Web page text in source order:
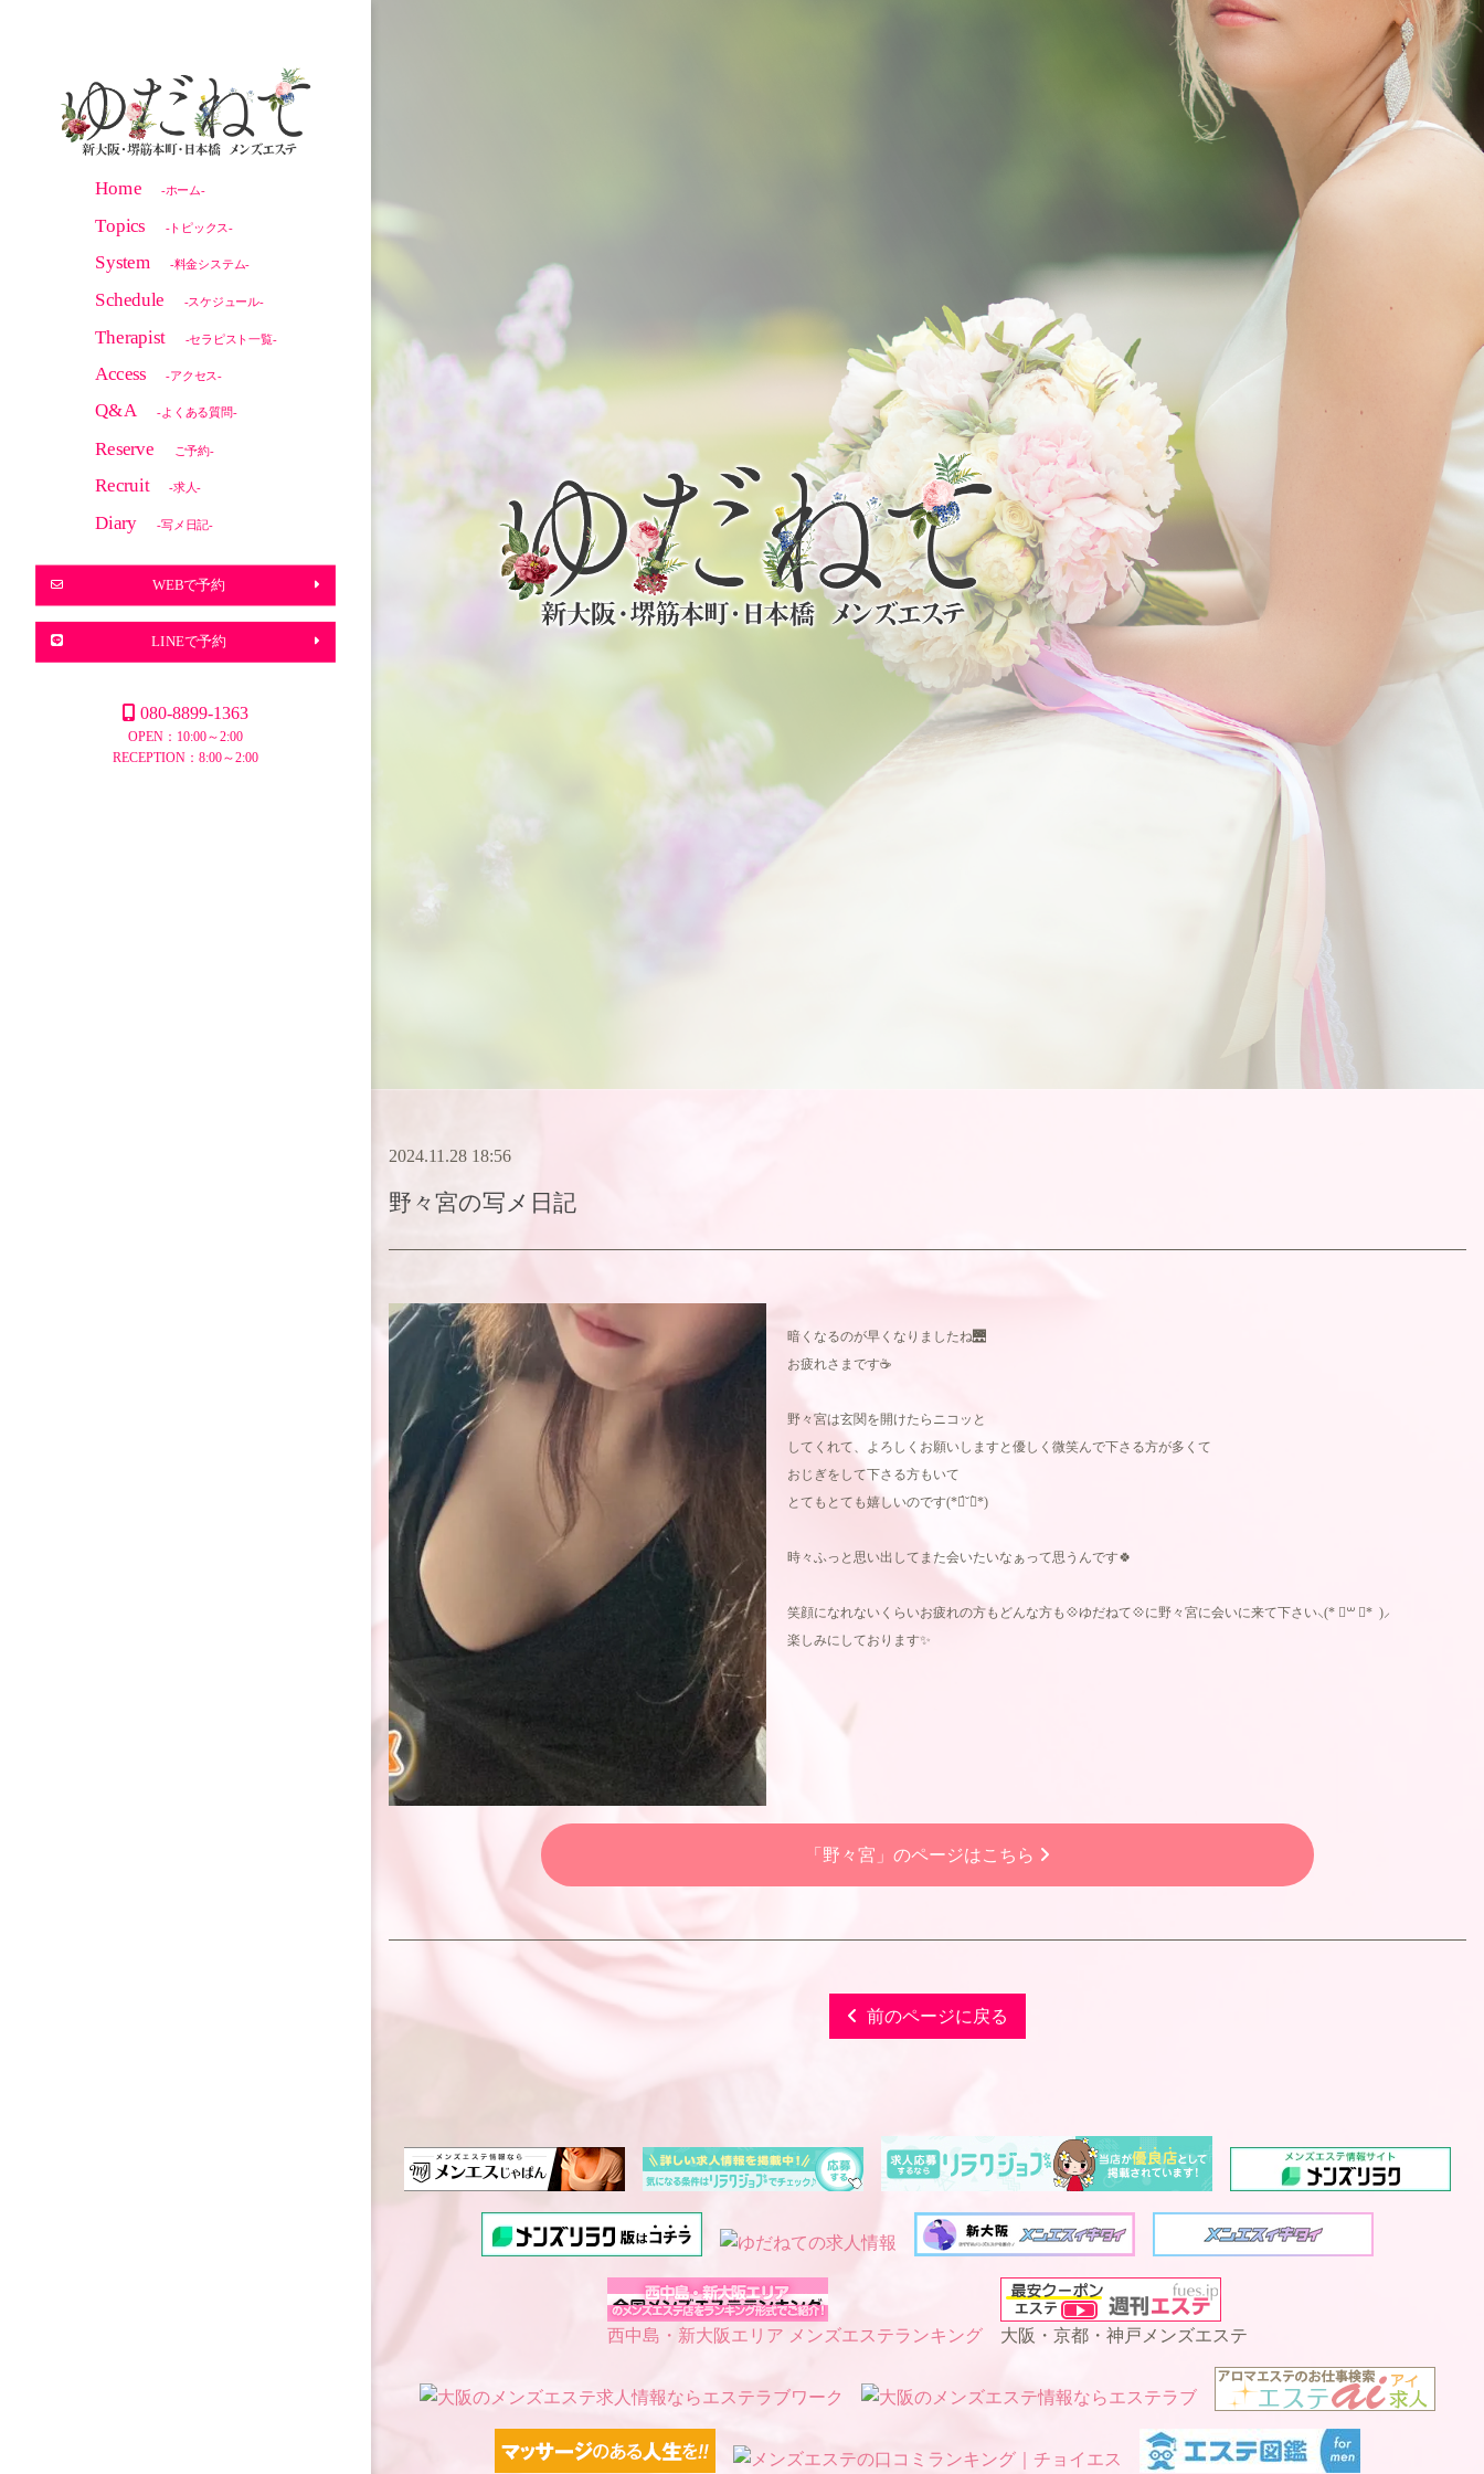
Home -ホーム-
Topics -トピックス-
System -料金システム-
Schedule -スケジュール-
Therapist -セラピスト一覧-
Access -アクセス-
Q&A -よくある質問-
Reserve ご予約-
Recruit -求人-
Diary -写メ日記-
WEBで予約
LINEで予約
080-8899-1363
OPEN：10:00～2:00
RECEPTION：8:00～2:00
2024.11.28 18:56
野々宮の写メ日記
暗くなるのが早くなりましたね🌉
お疲れさまです☕️
野々宮は玄関を開けたらニコッと
してくれて、よろしくお願いしますと優しく微笑んで下さる方が多くて
おじぎをして下さる方もいて
とてもとても嬉しいのです(*ฅ́˘ฅ̀*)
時々ふっと思い出してまた会いたいなぁって思うんです🍀
笑顔になれないくらいお疲れの方もどんな方も💠ゆだねて💠に野々宮に会いに来て下さい⸜(* ॑꒳ ॑* )⸝
楽しみにしております✨
「野々宮」のページはこちら
前のページに戻る
西中島・新大阪エリア メンズエステランキング 大阪・京都・神戸メンズエステ